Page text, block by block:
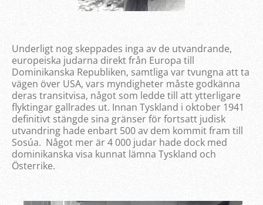
Underligt nog skeppades inga av de utvandrande,
europeiska judarna direkt från Europa till
Dominikanska Republiken, samtliga var tvungna att ta
vägen över USA, vars myndigheter måste godkänna
deras transitvisa, något som ledde till att ytterligare
flyktingar gallrades ut. Innan Tyskland i oktober 1941
definitivt stängde sina gränser för fortsatt judisk
utvandring hade enbart 500 av dem kommit fram till
Sosúa. Något mer är 4 000 judar hade dock med
dominikanska visa kunnat lämna Tyskland och
Österrike.